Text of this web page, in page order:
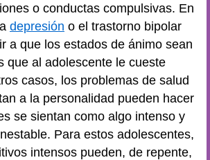
o conductas compulsivas. En
depresión o el trastorno bipolar
a que los estados de ánimo sean
que al adolescente le cueste
casos, los problemas de salud
a la personalidad pueden hacer
se sientan como algo intenso y
Para estos adolescentes,
intensos pueden, de repente,